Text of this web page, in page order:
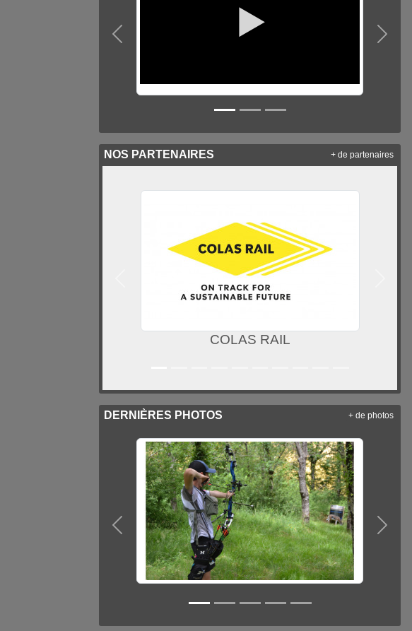
Précedent
NOS PARTENAIRES
COLAS RAIL
+ de partenaires
DERNIÈRES PHOTOS
Précedent
+ de photos